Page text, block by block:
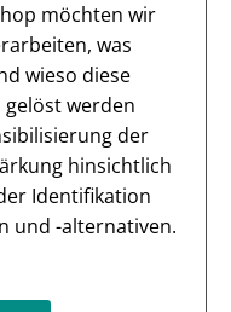
möchten wir
was
wieso diese
werden
der
hinsichtlich
Identifikation
und -alternativen.